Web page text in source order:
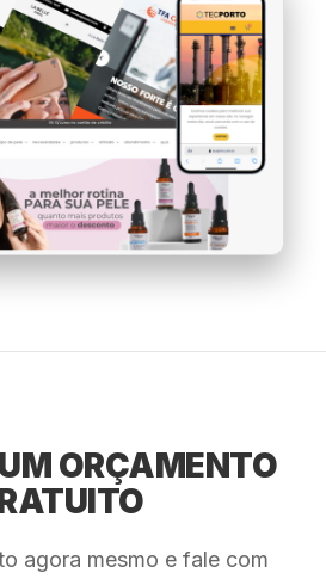
ORÇAMENTO
agora mesmo e fale com